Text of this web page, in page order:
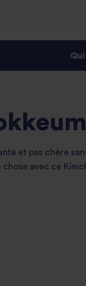
et pas chère
avec ce